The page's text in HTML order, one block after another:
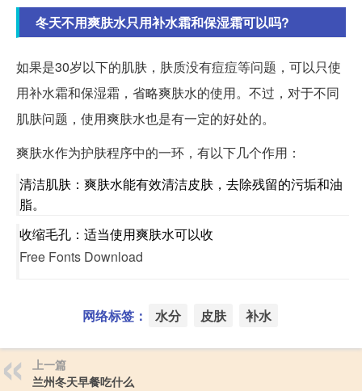
冬天不用爽肤水只用补水霜和保湿霜可以吗?
如果是30岁以下的肌肤，肤质没有痘痘等问题，可以只使
用补水霜和保湿霜，省略爽肤水的使用。不过，对于不同
肌肤问题，使用爽肤水也是有一定的好处的。
爽肤水作为护肤程序中的一环，有以下几个作用：
清洁肌肤：爽肤水能有效清洁皮肤，去除残留的污垢和油
脂。
收缩毛孔：适当使用爽肤水可以收
Free Fonts Download
网络标签： 水分 皮肤 补水
上一篇
兰州冬天早餐吃什么